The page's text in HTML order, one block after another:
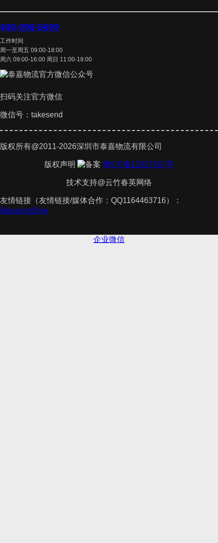
400-098-5699
工作时间
周一至周五 09:00-18:00
周六 09:00-16:00 周日 11:00-18:00
扫码关注官方微信
微信号：takesend
版权所有@2011-2026深圳市泰嘉物流有限公司
版权声明 粤ICP备12027267号
技术支持@云竹春英网络
友情链接（友情链接/媒体合作：QQ1164463716）：
TakesendShip
企业微信